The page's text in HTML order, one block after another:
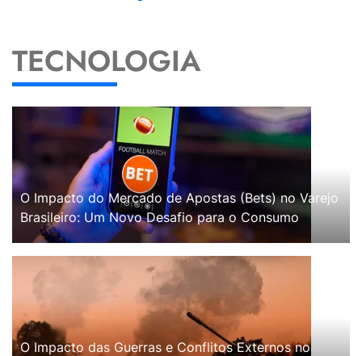
TECNOLOGIA
O Impacto do Mercado de Apostas (Bets) no Varejo
Brasileiro: Um Novo Desafio para o Consumo
O Impacto das Guerras e Conflitos Externos no